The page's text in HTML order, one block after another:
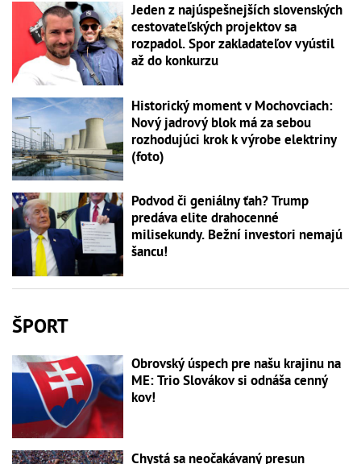
Jeden z najúspešnejších slovenských
cestovateľských projektov sa
rozpadol. Spor zakladateľov vyústil
až do konkurzu
Historický moment v Mochovciach:
Nový jadrový blok má za sebou
rozhodujúci krok k výrobe elektriny
(foto)
Podvod či geniálny ťah? Trump
predáva elite drahocenné
milisekundy. Bežní investori nemajú
šancu!
ŠPORT
Obrovský úspech pre našu krajinu na
ME: Trio Slovákov si odnáša cenný
kov!
Chystá sa neočakávaný presun